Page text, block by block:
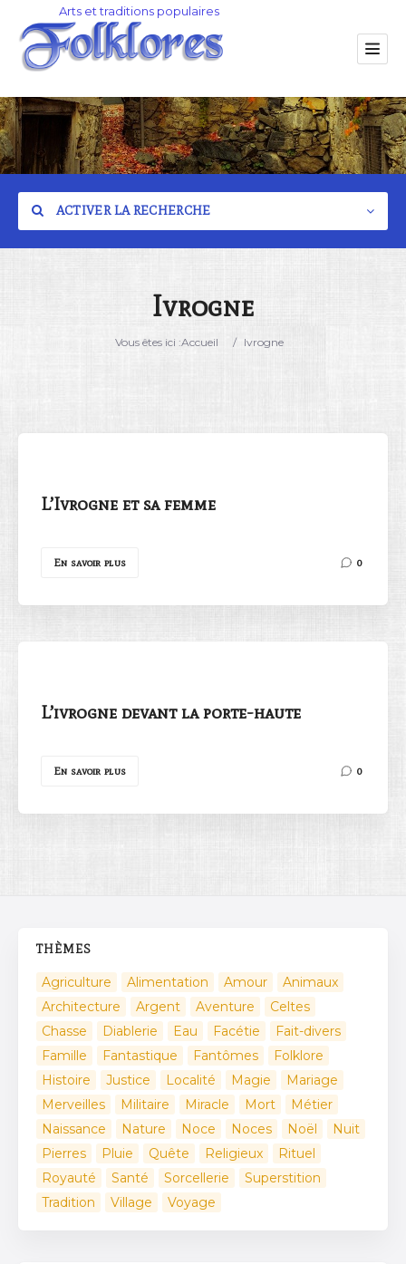
ACTIVER LA RECHERCHE
Ivrogne
Vous êtes ici :Accueil / Ivrogne
L’Ivrogne et sa femme
En savoir plus 0
L’ivrogne devant la porte-haute
En savoir plus 0
THÈMES
Agriculture Alimentation Amour
Animaux
Architecture
Argent Aventure
Celtes
Chasse
Diablerie Eau Facétie
Fait-divers
Famille
Fantastique Fantômes
Folklore
Histoire
Justice Localité Magie
Mariage
Merveilles
Militaire Miracle Mort
Métier
Naissance
Nature Noce Noces Noël
Nuit
Pierres
Pluie Quête Religieux
Rituel
Royauté
Santé Sorcellerie
Superstition
Tradition
Village Voyage